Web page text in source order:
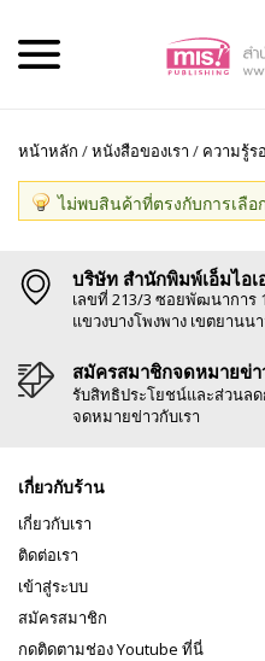
หน้าหลัก /หนังสือของเรา / ความรู้ร
ไม่พบสินค้าที่ตรงกับการเลือ
บริษัท สำนักพิมพ์เอ็มไอเ
เลขที่ 213/3 ซอยพัฒนาการ
แขวงบางโพงพาง เขตยานน
สมัครสมาชิกจดหมายข่า
รับสิทธิประโยชน์และส่วนล
จดหมายข่าวกับเรา
เกี่ยวกับร้าน
เกี่ยวกับเรา
ติดต่อเรา
เข้าสู่ระบบ
สมัครสมาชิก
กดติดตามช่อง Youtube ที่นี่